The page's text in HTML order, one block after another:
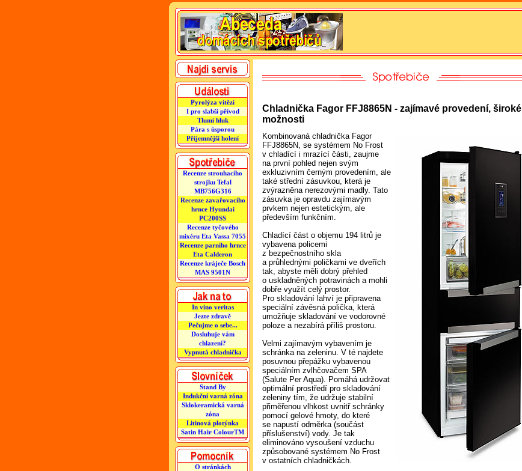
Pyrolýza vítězí
I pro slabší přívod
Tlumí hluk
Pára s úsporou
Příjemnější holení
Recenze strouhacího
strojku Tefal
MB756G316
Recenze zavařovacího
hrnce Hyundai
PC200SS
Recenze tyčového
mixéru Eta Vassa 7055
Recenze parního hrnce
Eta Calderon
Recenze kráječe Bosch
MAS 9501N
In vino veritas
Jezte zdravě
Pečujme o sebe...
Dosluhuje vám
chlazení?
Vypnutá chladnička
Stand By
Indukční varná zóna
Sklokeramická varná
zóna
Litinová plotýnka
Satin Hair ColourTM
O stránkách
Chladnička Fagor FFJ8865N - zajímavé provedení, široké
možnosti
Kombinovaná chladnička Fagor
FFJ8865N, se systémem No Frost
v chladící i mrazící části, zaujme
na první pohled nejen svým
exkluzivním černým provedením, ale
také střední zásuvkou, která je
zvýrazněna nerezovými madly. Tato
zásuvka je opravdu zajímavým
prvkem nejen estetickým, ale
především funkčním.
Chladící část o objemu 194 litrů je
vybavena policemi
z bezpečnostního skla
a průhlednými poličkami ve dveřích
tak, abyste měli dobrý přehled
o uskladněných potravinách a mohli
dobře využít celý prostor.
Pro skladování lahví je připravena
speciální závěsná polička, která
umožňuje skladování ve vodorovné
poloze a nezabírá příliš prostoru.
Velmi zajímavým vybavením je
schránka na zeleninu. V té najdete
posuvnou přepážku vybavenou
speciálním zvlhčovačem SPA
(Salute Per Aqua). Pomáhá udržovat
optimální prostředí pro skladování
zeleniny tím, že udržuje stabilní
přiměřenou vlhkost uvnitř schránky
pomocí gelové hmoty, do které
se napustí odměrka (součást
příslušenství) vody. Je tak
eliminováno vysoušení vzduchu
způsobované systémem No Frost
v ostatních chladničkách.